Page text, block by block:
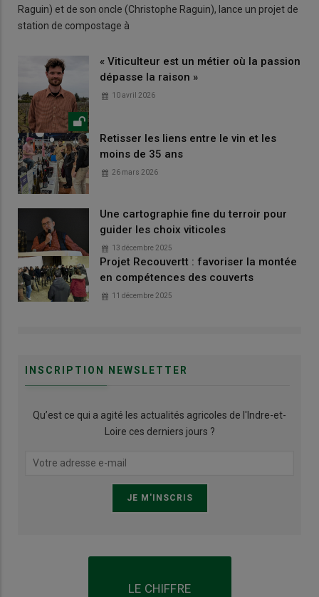
Raguin) et de son oncle (Christophe Raguin), lance un projet de
station de compostage à
« Viticulteur est un métier où la passion
dépasse la raison »
10 avril 2026
Retisser les liens entre le vin et les
moins de 35 ans
26 mars 2026
Une cartographie fine du terroir pour
guider les choix viticoles
13 décembre 2025
Projet Recouvertt : favoriser la montée
en compétences des couverts
11 décembre 2025
INSCRIPTION NEWSLETTER
Qu’est ce qui a agité les actualités agricoles de l'Indre-et-
Loire ces derniers jours ?
LE CHIFFRE